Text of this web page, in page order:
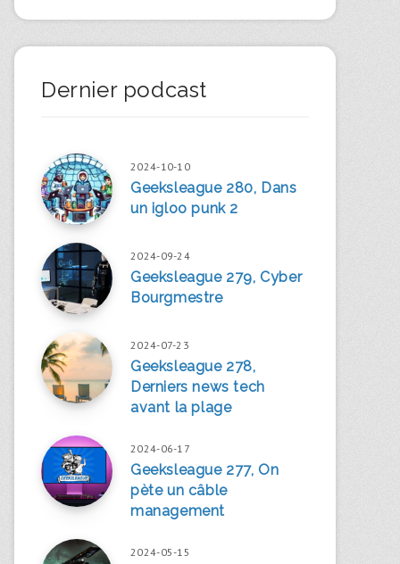
Dernier podcast
2024-10-10
Geeksleague 280, Dans
un igloo punk 2
2024-09-24
Geeksleague 279, Cyber
Bourgmestre
2024-07-23
Geeksleague 278,
Derniers news tech
avant la plage
2024-06-17
Geeksleague 277, On
pète un câble
management
2024-05-15